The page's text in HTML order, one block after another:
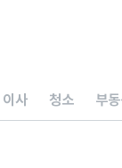
이사 청소 부